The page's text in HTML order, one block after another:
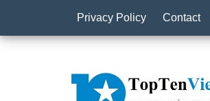
Privacy Policy Contact